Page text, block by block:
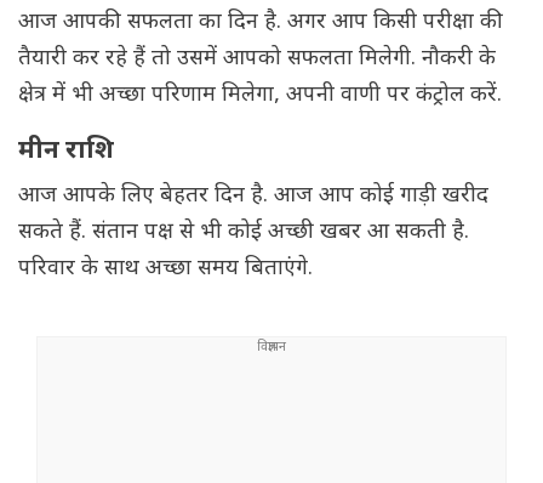
आज आपकी सफलता का दिन है. अगर आप किसी परीक्षा की
तैयारी कर रहे हैं तो उसमें आपको सफलता मिलेगी. नौकरी के
क्षेत्र में भी अच्छा परिणाम मिलेगा, अपनी वाणी पर कंट्रोल करें.
मीन राशि
आज आपके लिए बेहतर दिन है. आज आप कोई गाड़ी खरीद
सकते हैं. संतान पक्ष से भी कोई अच्छी खबर आ सकती है.
परिवार के साथ अच्छा समय बिताएंगे.